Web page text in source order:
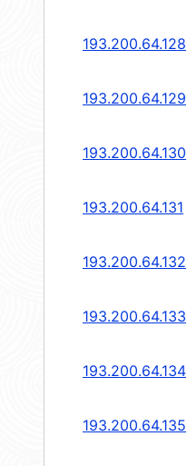
193.200.64.128
193.200.64.129
193.200.64.130
193.200.64.131
193.200.64.132
193.200.64.133
193.200.64.134
193.200.64.135